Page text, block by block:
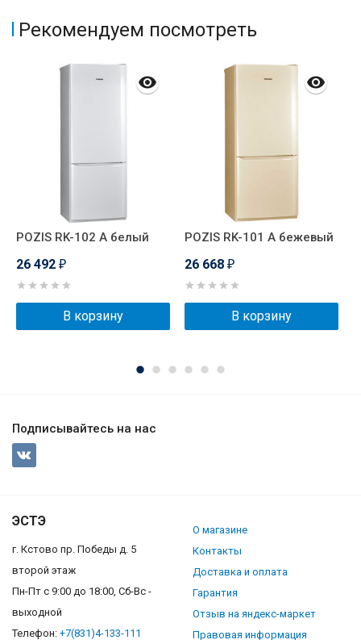
Рекомендуем посмотреть
POZIS RK-102 А белый
26 492 ₽
В корзину
POZIS RK-101 А бежевый
26 668 ₽
В корзину
Подписывайтесь на нас
ЭСТЭ
г. Кстово пр. Победы д. 5
второй этаж
Пн-Пт с 9:00 до 18:00, Сб-Вс -
выходной
Телефон: +7(831)4-133-111
О магазине
Контакты
Доставка и оплата
Гарантия
Отзыв на яндекс-маркет
Правовая информация